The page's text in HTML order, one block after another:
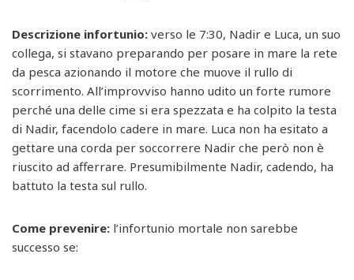
Descrizione infortunio: verso le 7:30, Nadir e Luca, un suo
collega, si stavano preparando per posare in mare la rete
da pesca azionando il motore che muove il rullo di
scorrimento. All’improvviso hanno udito un forte rumore
perché una delle cime si era spezzata e ha colpito la testa
di Nadir, facendolo cadere in mare. Luca non ha esitato a
gettare una corda per soccorrere Nadir che però non è
riuscito ad afferrare. Presumibilmente Nadir, cadendo, ha
battuto la testa sul rullo.
Come prevenire: l’infortunio mortale non sarebbe
successo se: